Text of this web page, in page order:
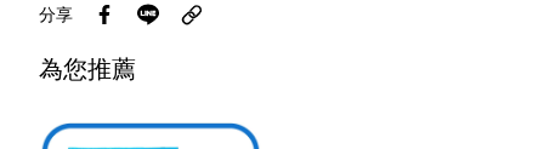
分享
為您推薦